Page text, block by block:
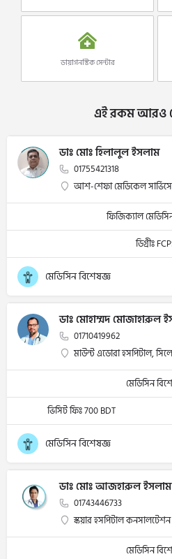
ডায়াগনস্টিক সেন্টার
এই রকম আরও
ডাঃ মোঃ হিলালুল ইসলাম
01755421318
আশ-শেফা মেডিকেল
ফিজিক্যাল
ডিগ্রীঃ
মেডিসিন বিশেষজ্ঞ
ডাঃ মোহাম্মদ মোজাহারুল
01710419962
মাউন্ট এডোরা হসপিটাল,
মেডিসিন
ভিসিট ফিঃ 700 BDT
মেডিসিন বিশেষজ্ঞ
ডাঃ মোঃ আজহারুল ইসলাম
01743446733
স্কয়ার হসপিটাল কনসালটেশন
মেডিসিন